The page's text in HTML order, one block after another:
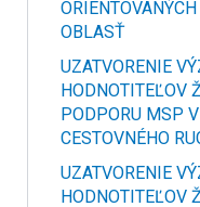
OBLASŤ
UZATVORENIE
HODNOTITEĽOV
PODPORU MSP
CESTOVNÉHO
UZATVORENIE
HODNOTITEĽOV